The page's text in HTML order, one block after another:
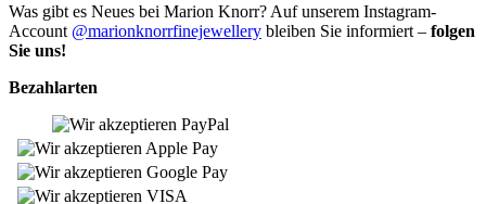
Was gibt es Neues bei Marion Knorr? Auf unserem Instagram-
Account @marionknorrfinejewellery bleiben Sie informiert – folgen
Sie uns!
Bezahlarten